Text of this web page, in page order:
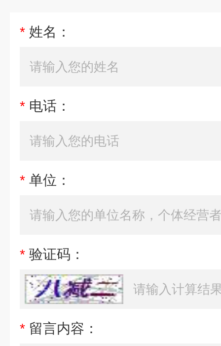
* 姓名：
* 电话：
* 单位：
* 验证码：
* 留言内容：